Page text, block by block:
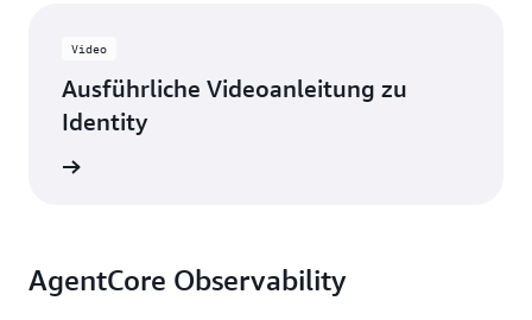
Video
Ausführliche Videoanleitung zu
Identity
AgentCore Observability